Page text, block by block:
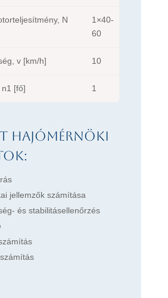
N
1×40-
60
v [km/h] 10
[fő] 1
hajómérnöki
jellemzők számítása
és stabilitásellenőrzés